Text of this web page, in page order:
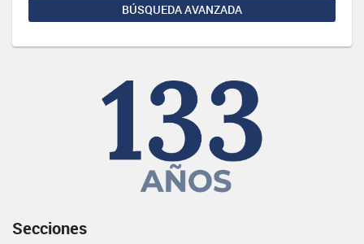
BÚSQUEDA AVANZADA
Secciones